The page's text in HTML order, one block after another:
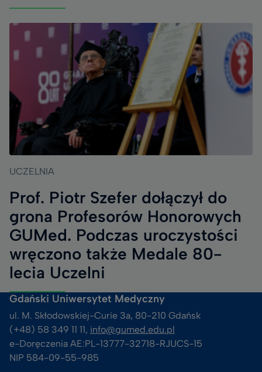
UCZELNIA
Prof. Piotr Szefer dołączył do
grona Profesorów Honorowych
GUMed. Podczas uroczystości
wręczono także Medale 80-
lecia Uczelni
Gdański Uniwersytet Medyczny
ul. M. Skłodowskiej-Curie 3a, 80-210 Gdańsk
(+48) 58 349 11 11, info@gumed.edu.pl
e-Doręczenia AE:PL-13777-32718-RJUCS-15
NIP 584-09-55-985